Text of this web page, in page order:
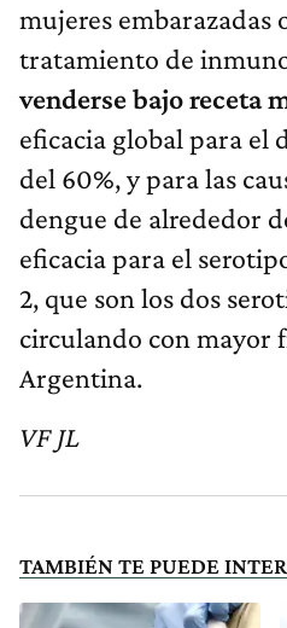
mujeres embarazadas
tratamiento de
venderse bajo receta
eficacia global para el
del 60%, y para las
dengue de alrededor
eficacia para el
2, que son los dos
circulando con mayor
Argentina.
VF JL
TAMBIÉN TE PUEDE